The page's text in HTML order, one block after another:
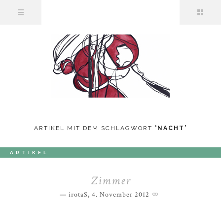
ARTIKEL MIT DEM SCHLAGWORT ‘ NACHT ’
ARTIKEL
Zimmer
irotaS, 4. November 2012